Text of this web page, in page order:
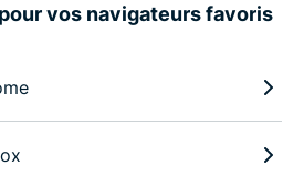
vos navigateurs favoris